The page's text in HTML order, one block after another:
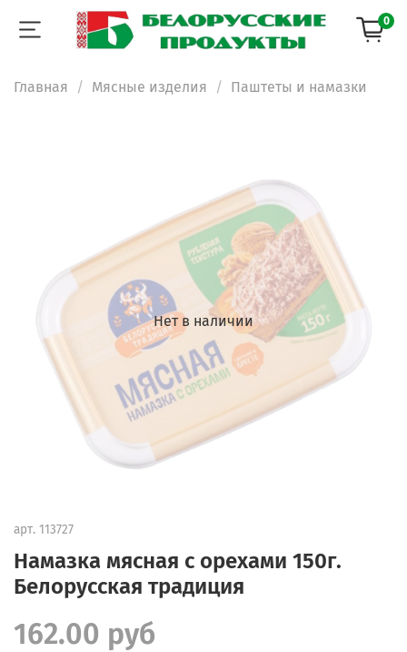
0
Главная Мясные изделия Паштеты и намазки
Нет в наличии
арт. 113727
Намазка мясная с орехами 150г.
Белорусская традиция
162.00 руб